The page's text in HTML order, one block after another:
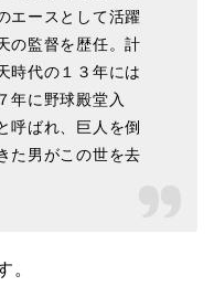
エースとして活躍
の監督を歴任。計
時代の１３年には
年に野球殿堂入
呼ばれ、巨人を倒
た男がこの世を去
。